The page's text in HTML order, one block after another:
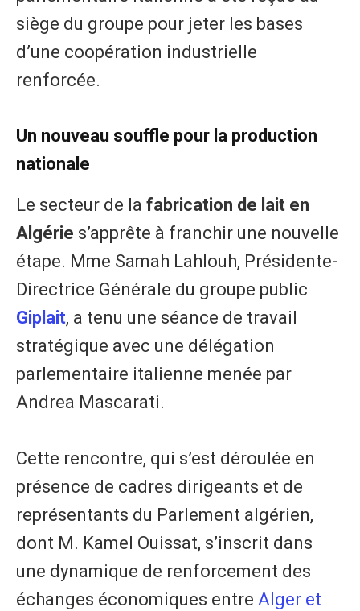
siège du groupe pour jeter les bases
d’une coopération industrielle
renforcée.
​Un nouveau souffle pour la production
nationale
Le secteur de la fabrication de lait en
Algérie s’apprête à franchir une nouvelle
étape. Mme Samah Lahlouh, Présidente-
Directrice Générale du groupe public
Giplait, a tenu une séance de travail
stratégique avec une délégation
parlementaire italienne menée par
Andrea Mascarati.
Cette rencontre, qui s’est déroulée en
présence de cadres dirigeants et de
représentants du Parlement algérien,
dont M. Kamel Ouissat, s’inscrit dans
une dynamique de renforcement des
échanges économiques entre Alger et